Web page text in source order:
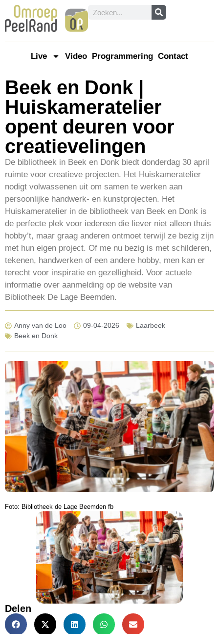
Live Video Programmering Contact
Beek en Donk |
Huiskameratelier
opent deuren voor
creatievelingen
De bibliotheek in Beek en Donk biedt donderdag 30 april
ruimte voor creatieve projecten. Het Huiskameratelier
nodigt volwassenen uit om samen te werken aan
persoonlijke handwerk- en kunstprojecten. Het
Huiskameratelier in de bibliotheek van Beek en Donk is
de perfecte plek voor iedereen die liever niet alleen thuis
hobby’t, maar graag anderen ontmoet terwijl ze bezig zijn
met hun eigen project. Of me nu bezig is met schilderen,
tekenen, handwerken of een andere hobby, men kan er
terecht voor inspiratie en gezelligheid. Voor actuele
informatie over aanmelding op de website van
Bibliotheek De Lage Beemden.
Anny van de Loo 09-04-2026
Laarbeek
Beek en Donk
Foto: Bibliotheek de Lage Beemden fb
Delen